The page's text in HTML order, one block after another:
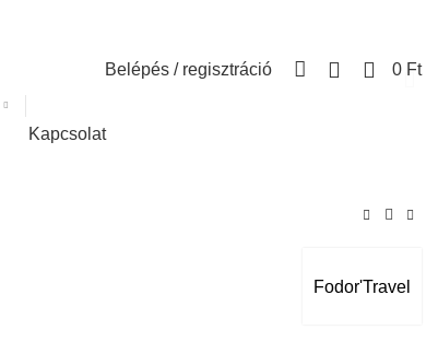
Belépés / regisztráció 0 Ft
Kapcsolat
Fodor'Travel